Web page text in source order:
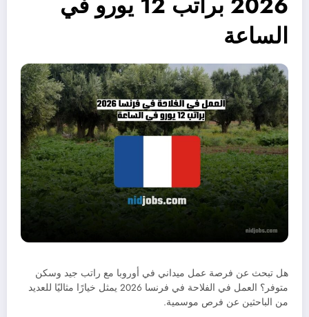
الساعة
هل تبحث عن فرصة عمل ميداني في أوروبا مع راتب جيد وسكن
متوفر؟ العمل في الفلاحة في فرنسا 2026 يمثل خيارًا مثاليًا للعديد
من الباحثين عن فرص موسمية.